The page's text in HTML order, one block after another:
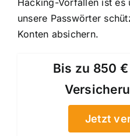
unsere Passwörter
Konten absichern.
Bis zu 850
Jetzt